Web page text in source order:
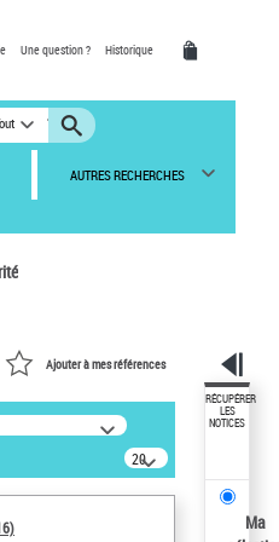
Une question ? Historique
AUTRES RECHERCHES
Ajouter à mes références
20
résultats/page
RÉCUPÉRER
LES
NOTICES
Ma